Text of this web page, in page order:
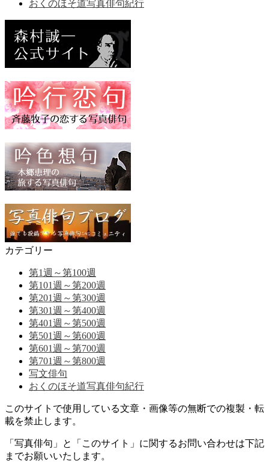
おくのほそ道写真俳句紀行
カテゴリー
第1週～第100週
第101週～第200週
第201週～第300週
第301週～第400週
第401週～第500週
第501週～第600週
第601週～第700週
第701週～第800週
写文俳句
おくのほそ道写真俳句紀行
このサイトで使用している文章・画像等の無断での複製・転
載を禁止します。
「写真俳句」と「このサイト」に関するお問い合わせは下記
までお願いいたします。